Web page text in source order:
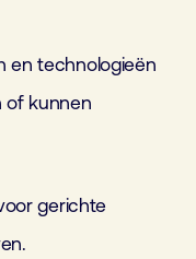
en technologieën
of kunnen
gerichte